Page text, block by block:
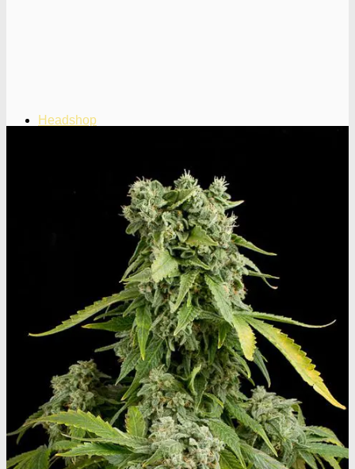
Headshop
Jointpapir og filter
King Size Jointpapir
Slim Size Jointpapir
Cones
Filtertips
Blunt wraps
SmokersPack
Smokers Choice
Opbevaring og transport
Vacuum beholdere
Jointrør